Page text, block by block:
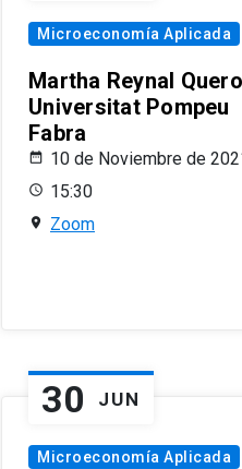
Microeconomía Aplicada
Martha Reynal
Universitat Pompeu
Fabra
10 de Noviembre de
15:30
Zoom
30 JUN
Microeconomía Aplicada